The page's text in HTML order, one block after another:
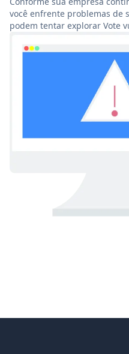
você enfrente problemas de
podem tentar explorar Vote